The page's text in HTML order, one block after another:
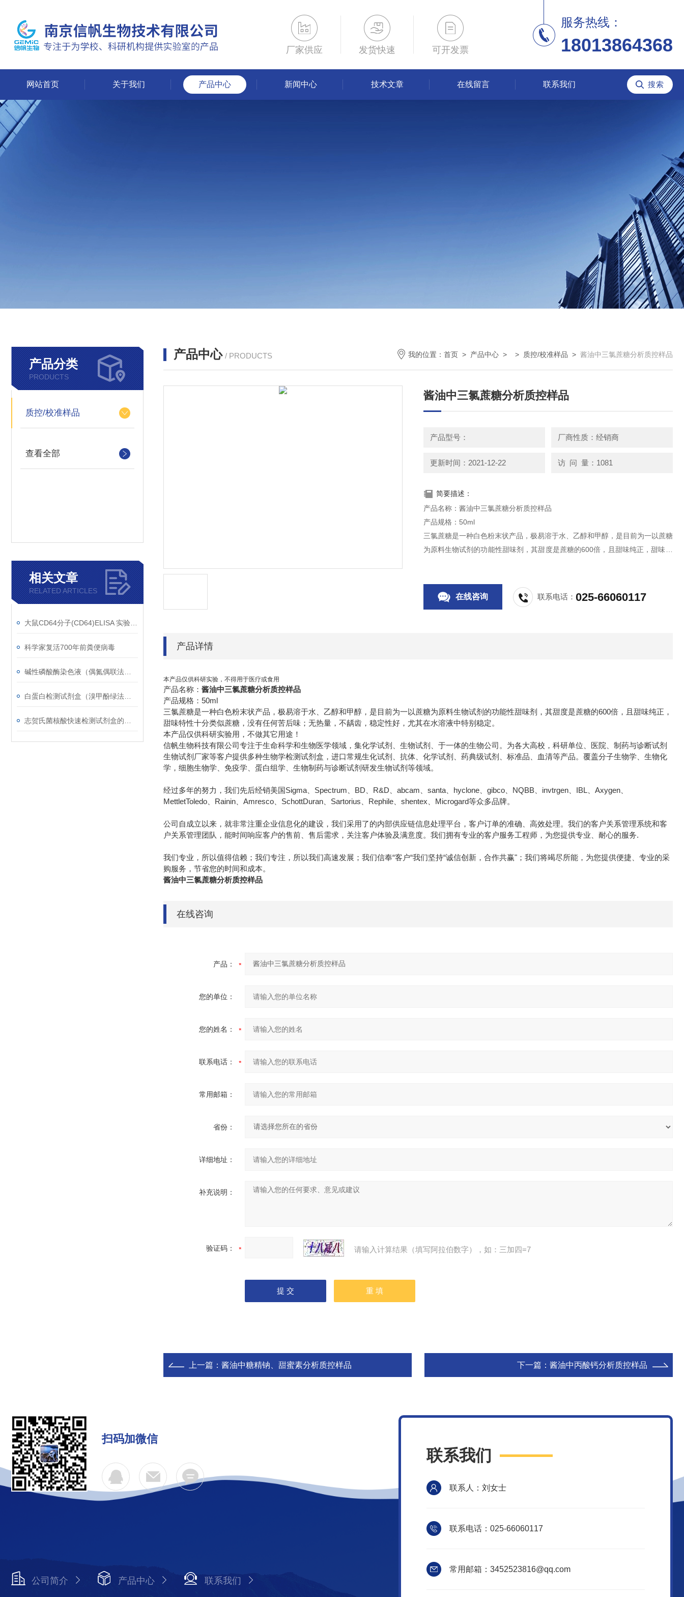
厂家供应 发货快速 可开发票
服务热线：
18013864368
网站首页 关于我们 产品中心 新闻中心 技术文章 在线留言 联系我们
产品分类
PRODUCTS
质控/校准样品
查看全部
相关文章
RELATED ARTICLES
科学家复活700年前粪便病毒
产品中心 / PRODUCTS 我的位置： 首页 > 产品中心 > > 质控/校准样品 > 酱油中三氯蔗糖分析质控样品
酱油中三氯蔗糖分析质控样品
产品型号： 厂商性质：经销商
更新时间：2021-12-22 访 问 量：1081
简要描述：
产品名称：酱油中三氯蔗糖分析质控样品
产品规格：50ml
三氯蔗糖是一种白色粉末状产品，极易溶于水、乙醇和甲醇，是目前为一以蔗糖
为原料生物试剂的功能性甜味剂，其甜度是蔗糖的600倍，且甜味纯正，甜味特
本产品仅供科研实验用，不做其它用途！
在线咨询 联系电话：025-66060117
产品详情
本产品仅供科研实验，不得用于医疗或食用
产品名称： 酱油中三氯蔗糖分析质控样品
产品规格：50ml
三氯蔗糖是一种白色粉末状产品，极易溶于水、乙醇和甲醇，是目前为一以蔗糖为原料生物试剂的功能性甜味剂，其甜度是蔗糖的600倍，且甜味纯正，
甜味特性十分类似蔗糖，没有任何苦后味；无热量，不龋齿，稳定性好，尤其在水溶液中特别稳定。
本产品仅供科研实验用，不做其它用途！
信帆生物科技有限公司专注于生命科学和生物医学领域，集化学试剂、生物试剂、于一体的生物公司。为各大高校，科研单位、医院、制药与诊断试剂
生物试剂厂家等客户提供多种生物学检测试剂盒，进口常规生化试剂、抗体、化学试剂、药典级试剂、标准品、血清等产品。覆盖分子生物学、生物化
学，细胞生物学、免疫学、蛋白组学、生物制药与诊断试剂研发生物试剂等领域。
经过多年的努力，我们先后经销美国Sigma、Spectrum、BD、R&D、abcam、santa、hyclone、gibco、NQBB、invtrgen、IBL、Axygen、
MettletToledo、Rainin、Amresco、SchottDuran、Sartorius、Rephile、shentex、Microgard等众多品牌。
公司自成立以来，就非常注重企业信息化的建设，我们采用了的内部供应链信息处理平台，客户订单的准确、高效处理。我们的客户关系管理系统和客
户关系管理团队，能时间响应客户的售前、售后需求，关注客户体验及满意度。我们拥有专业的客户服务工程师，为您提供专业、耐心的服务.
我们专业，所以值得信赖；我们专注，所以我们高速发展；我们信奉“客户“我们坚持“诚信创新，合作共赢"；我们将竭尽所能，为您提供便捷、专业的采
购服务，节省您的时间和成本。
酱油中三氯蔗糖分析质控样品
在线咨询
产品：
您的单位：
您的姓名：
联系电话：
常用邮箱：
省份：
详细地址：
补充说明：
验证码： 请输入计算结果（填写阿拉伯数字），如：三加四=7
上一篇： 酱油中糖精钠、甜蜜素分析质控样品 下一篇： 酱油中丙酸钙分析质控样品
扫码加微信
公司简介 产品中心 联系我们
联系我们
联系人：刘女士
联系电话：025-66060117
常用邮箱：3452523816@qq.com